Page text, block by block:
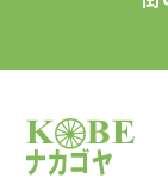
サイクルショップナ